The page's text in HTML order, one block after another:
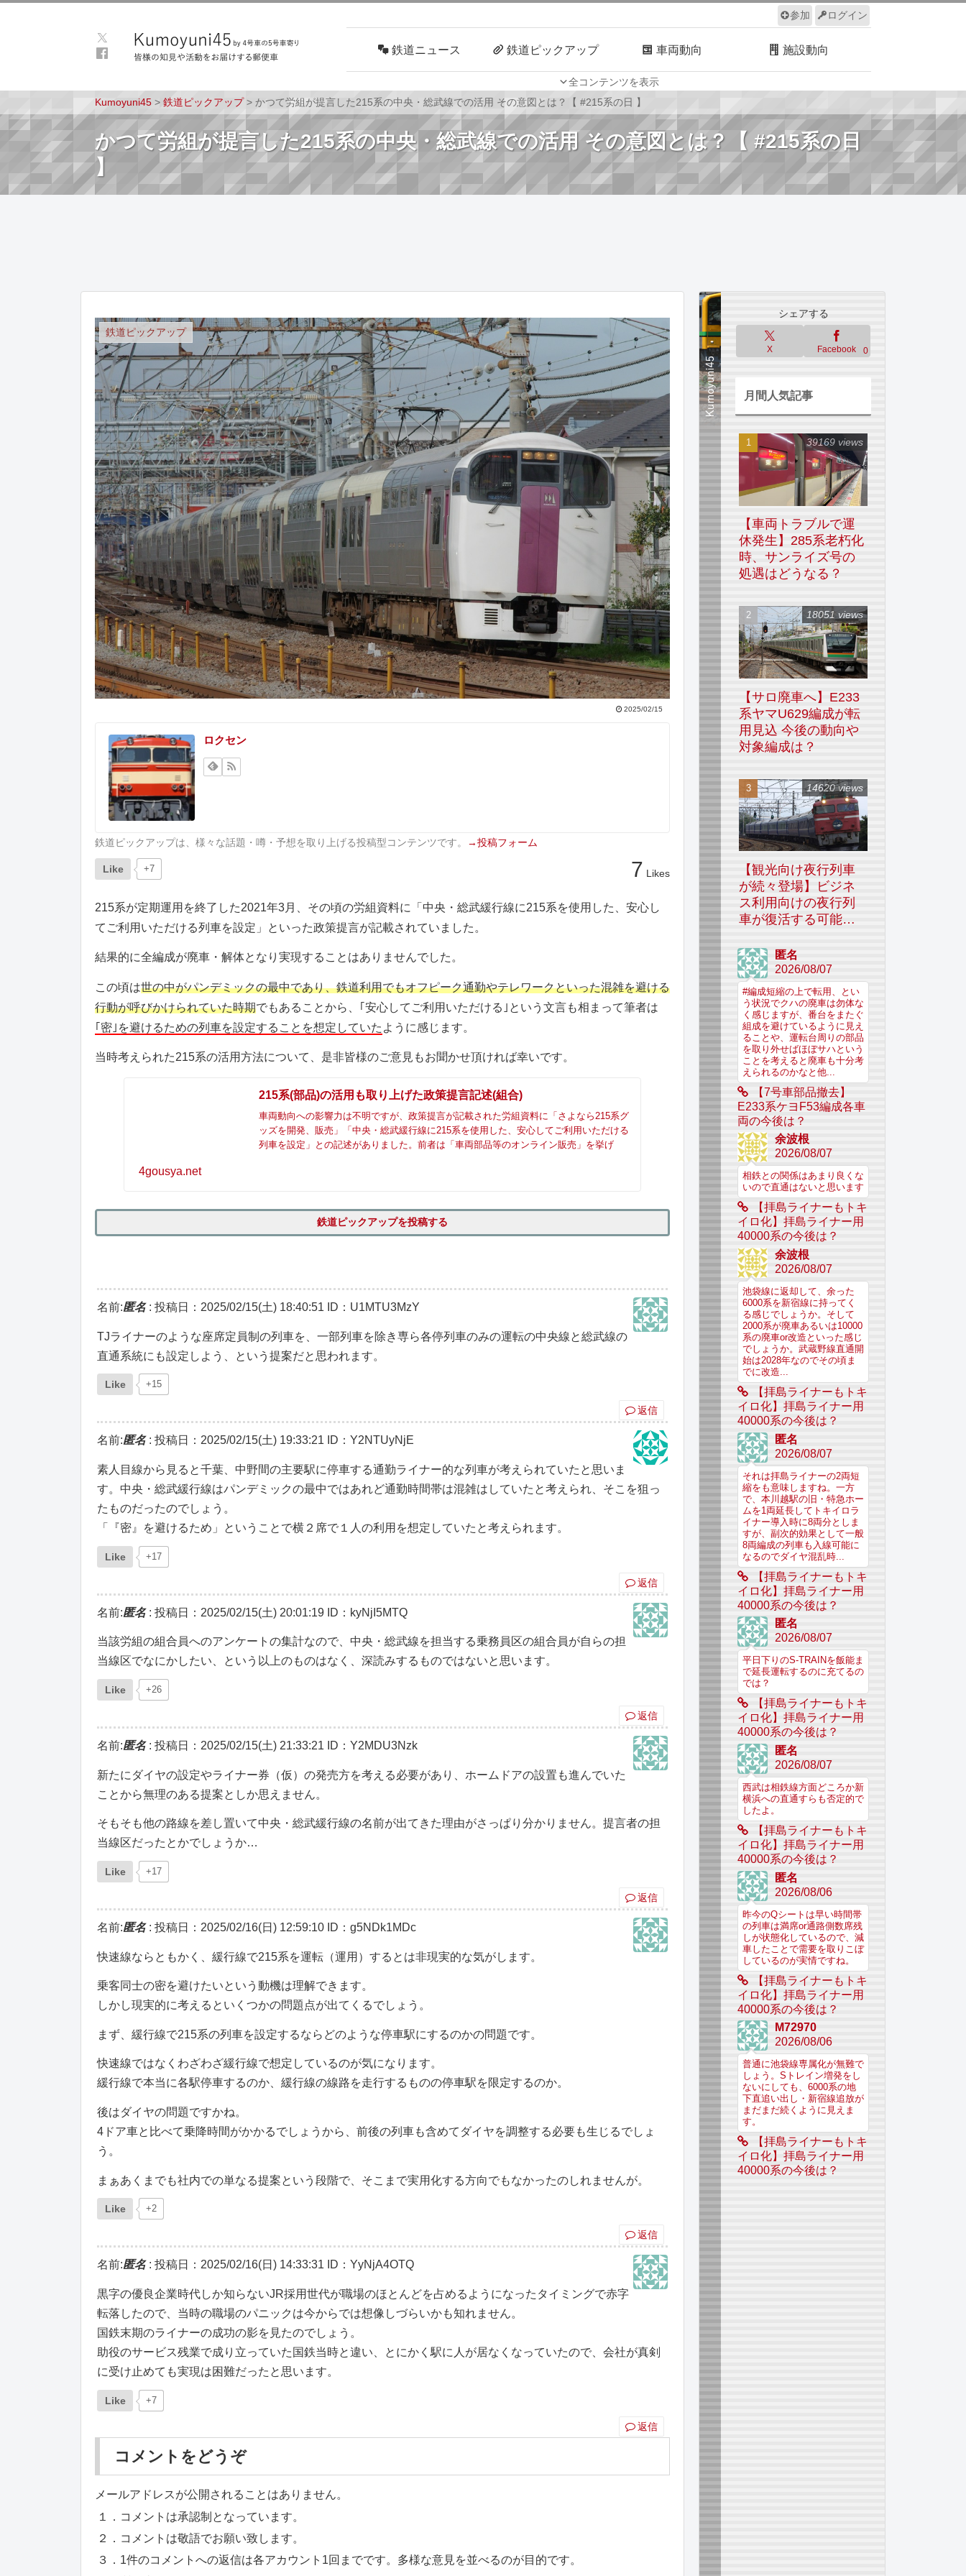
ログイン
参加
全コンテンツを表示
鉄道ニュース 鉄道ピックアップ 車両動向 施設動向
車両技術 路線探訪 ルール サイトについて
Kumoyuni45 > 鉄道ピックアップ> かつて労組が提言した215系の中央・総武線での活用 その意図とは？【 #215系の日 】
かつて労組が提言した215系の中央・総武線での活用 その意図とは？【 #215系の日
】
鉄道ピックアップ
2025/02/15
ロクセン
鉄道ピックアップは、様々な話題・噂・予想を取り上げる投稿型コンテンツです。 →投稿フォーム
Like +7 7 Likes
215系が定期運用を終了した2021年3月、その頃の労組資料に「中央・総武緩行線に215系を使用した、安心し
てご利用いただける列車を設定」といった政策提言が記載されていました。
結果的に全編成が廃車・解体となり実現することはありませんでした。
この頃は世の中がパンデミックの最中であり、鉄道利用でもオフピーク通勤やテレワークといった混雑を避ける
行動が呼びかけられていた時期でもあることから、｢安心してご利用いただける｣という文言も相まって筆者は
｢密｣を避けるための列車を設定することを想定していた ように感じます。
当時考えられた215系の活用方法について、是非皆様のご意見もお聞かせ頂ければ幸いです。
215系(部品)の活用も取り上げた政策提言記述(組合)
車両動向への影響力は不明ですが、政策提言が記載された労組資料に「さよなら215系グ
ッズを開発、販売」「中央・総武緩行線に215系を使用した、安心してご利用いただける
列車を設定」との記述がありました。前者は「車両部品等のオンライン販売」を挙げ
4gousya.net
鉄道ピックアップを投稿する
名前:匿名: 投稿日：2025/02/15(土) 18:40:51 ID：U1MTU3MzY
TJライナーのような座席定員制の列車を、一部列車を除き専ら各停列車のみの運転の中央線と総武線の
直通系統にも設定しよう、という提案だと思われます。
Like +15
返信
名前:匿名: 投稿日：2025/02/15(土) 19:33:21 ID：Y2NTUyNjE
素人目線から見ると千葉、中野間の主要駅に停車する通勤ライナー的な列車が考えられていたと思いま
す。中央・総武緩行線はパンデミックの最中ではあれど通勤時間帯は混雑はしていたと考えられ、そこを狙っ
たものだったのでしょう。
「『密』を避けるため」ということで横２席で１人の利用を想定していたと考えられます。
Like +17
返信
名前:匿名: 投稿日：2025/02/15(土) 20:01:19 ID：kyNjI5MTQ
当該労組の組合員へのアンケートの集計なので、中央・総武線を担当する乗務員区の組合員が自らの担
当線区でなにかしたい、という以上のものはなく、深読みするものではないと思います。
Like +26
返信
名前:匿名: 投稿日：2025/02/15(土) 21:33:21 ID：Y2MDU3Nzk
新たにダイヤの設定やライナー券（仮）の発売方を考える必要があり、ホームドアの設置も進んでいた
ことから無理のある提案としか思えません。
そもそも他の路線を差し置いて中央・総武緩行線の名前が出てきた理由がさっぱり分かりません。提言者の担
当線区だったとかでしょうか…
Like +17
返信
名前:匿名: 投稿日：2025/02/16(日) 12:59:10 ID：g5NDk1MDc
快速線ならともかく、緩行線で215系を運転（運用）するとは非現実的な気がします。
乗客同士の密を避けたいという動機は理解できます。
しかし現実的に考えるといくつかの問題点が出てくるでしょう。
まず、緩行線で215系の列車を設定するならどのような停車駅にするのかの問題です。
快速線ではなくわざわざ緩行線で想定しているのが気になります。
緩行線で本当に各駅停車するのか、緩行線の線路を走行するものの停車駅を限定するのか。
後はダイヤの問題ですかね。
4ドア車と比べて乗降時間がかかるでしょうから、前後の列車も含めてダイヤを調整する必要も生じるでしょ
う。
まぁあくまでも社内での単なる提案という段階で、そこまで実用化する方向でもなかったのしれませんが。
Like +2
返信
名前:匿名: 投稿日：2025/02/16(日) 14:33:31 ID：YyNjA4OTQ
黒字の優良企業時代しか知らないJR採用世代が職場のほとんどを占めるようになったタイミングで赤字
転落したので、当時の職場のパニックは今からでは想像しづらいかも知れません。
国鉄末期のライナーの成功の影を見たのでしょう。
助役のサービス残業で成り立っていた国鉄当時と違い、とにかく駅に人が居なくなっていたので、会社が真剣
に受け止めても実現は困難だったと思います。
Like +7
返信
コメントをどうぞ
メールアドレスが公開されることはありません。
１．コメントは承認制となっています。
２．コメントは敬語でお願い致します。
３．1件のコメントへの返信は各アカウント1回までです。多様な意見を並べるのが目的です。
シェアする
X Facebook 0
月間人気記事
【車両トラブルで運
休発生】285系老朽化
時、サンライズ号の
処遇はどうなる？
39169 views
【サロ廃車へ】E233
系ヤマU629編成が転
用見込 今後の動向や
対象編成は？
18051 views
【観光向け夜行列車
が続々登場】ビジネ
ス利用向けの夜行列
車が復活する可能性
14620 views
匿名
2026/08/07
#編成短縮の上で転用、とい
う状況でクハの廃車は勿体な
く感じますが、番台をまたぐ
組成を避けているように見え
ることや、運転台周りの部品
を取り外せばほぼサハという
ことを考えると廃車も十分考
えられるのかなと他...
【7号車部品撤去】
E233系ケヨF53編成各車
両の今後は？
余波根
2026/08/07
相鉄との関係はあまり良くな
いので直通はないと思います
【拝島ライナーもトキ
イロ化】拝島ライナー用
40000系の今後は？
余波根
2026/08/07
池袋線に返却して、余った
6000系を新宿線に持ってく
る感じでしょうか。そして
2000系が廃車あるいは10000
系の廃車or改造といった感じ
でしょうか。武蔵野線直通開
始は2028年なのでその頃ま
でに改造...
【拝島ライナーもトキ
イロ化】拝島ライナー用
40000系の今後は？
匿名
2026/08/07
それは拝島ライナーの2両短
縮をも意味しますね。一方
で、本川越駅の旧・特急ホー
ムを1両延長してトキイロラ
イナー導入時に8両分としま
すが、副次的効果として一般
8両編成の列車も入線可能に
なるのでダイヤ混乱時...
【拝島ライナーもトキ
イロ化】拝島ライナー用
40000系の今後は？
匿名
2026/08/07
平日下りのS-TRAINを飯能ま
で延長運転するのに充てるの
では？
【拝島ライナーもトキ
イロ化】拝島ライナー用
40000系の今後は？
匿名
2026/08/07
西武は相鉄線方面どころか新
横浜への直通すらも否定的で
したよ。
【拝島ライナーもトキ
イロ化】拝島ライナー用
40000系の今後は？
匿名
2026/08/06
昨今のQシートは早い時間帯
の列車は満席or通路側数席残
しが状態化しているので、減
車したことで需要を取りこぼ
しているのが実情ですね。
【拝島ライナーもトキ
イロ化】拝島ライナー用
40000系の今後は？
M72970
2026/08/06
普通に池袋線専属化が無難で
しょう。Sトレイン増発をし
ないにしても、6000系の地
下直追い出し・新宿線追放が
まだまだ続くように見えま
す。
【拝島ライナーもトキ
イロ化】拝島ライナー用
40000系の今後は？